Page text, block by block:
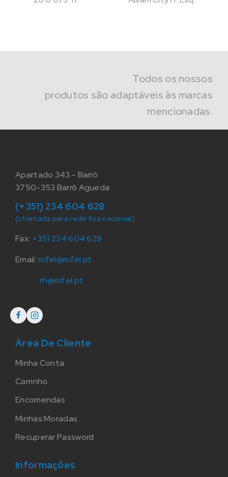
Todos os nossos
produtos são adaptáveis às marcas
mencionadas.
Apartado 343 - Barrô
3750-353 Barrô Agueda
(+351) 234 604 628
(chamada para rede fixa nacional)
Fax: +351 234 604 629
Email:rofel@rofel.pt
rh@rofel.pt
Área De Cliente
Minha Conta
Carrinho
Encomendas
Minhas Moradas
Recuperar Password
Informações